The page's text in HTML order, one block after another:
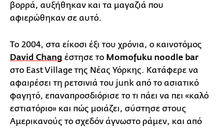
βορρά, αυξήθηκαν και τα μαγαζιά που
αφιερώθηκαν σε αυτό.
Το 2004, στα είκοσι έξι του χρόνια, ο καινοτόμος
David Chang έστησε το Momofuku noodle bar
στο East Village της Νέας Υόρκης. Κατάφερε να
αφαιρέσει τη ρετσινιά του junk από το ασιατικό
φαγητό, επαναπροσδιόρισε το τι πάει να πει «καλό
εστιατόριο» και πώς μοιάζει, σύστησε στους
Αμερικανούς το σχεδόν άγνωστο ράμεν, και από